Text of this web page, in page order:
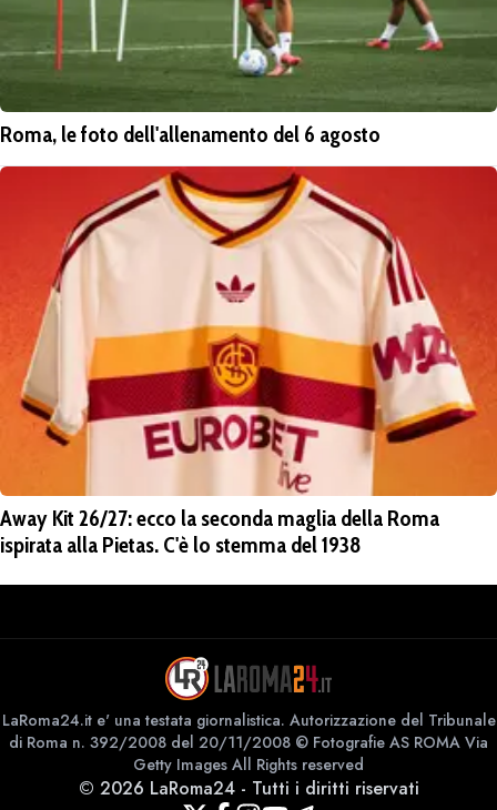
Roma, le foto dell'allenamento del 6 agosto
Away Kit 26/27: ecco la seconda maglia della Roma
ispirata alla Pietas. C'è lo stemma del 1938
LaRoma24.it e' una testata giornalistica. Autorizzazione del Tribunale
di Roma n. 392/2008 del 20/11/2008 © Fotografie AS ROMA Via
Getty Images All Rights reserved
© 2026 LaRoma24- Tutti i diritti riservati